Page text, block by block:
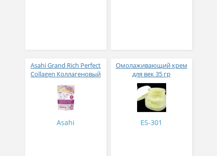
Asahi Grand Rich Perfect
Collagen Коллагеновый
плацентой и
изофлавонами сои 228
гр
Asahi
Омолаживающий крем
для век 35 гр
ES-301